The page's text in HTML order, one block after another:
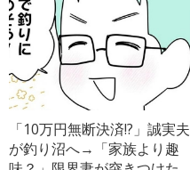
「10万円無断決済!?」誠実夫
が釣り沼へ→「家族より趣